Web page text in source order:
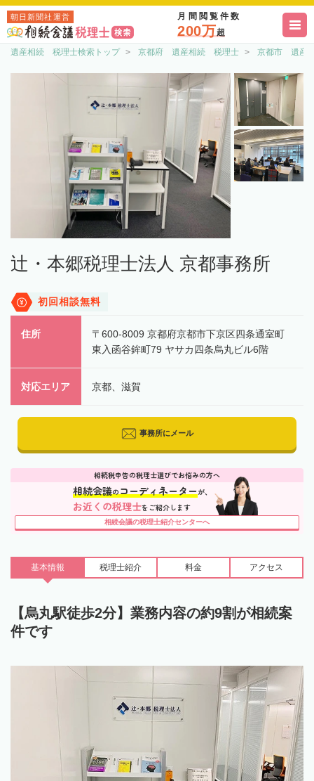
朝日新聞社運営 月間閲覧件数
200万超
遺産相続 税理士検索トップ 京都府 遺産相続 税理士 京都市 遺産
辻・本郷税理士法人 京都事務所
初回相談無料
住所
〒600-8009 京都府京都市下京区四条通室町
東入函谷鉾町79 ヤサカ四条烏丸ビル6階
対応エリア 京都、滋賀
事務所にメール
相続税申告の税理士選びでお悩みの方へ
相続会議のコーディネーターが、
お近くの税理士をご紹介します
相続会議の税理士紹介センターへ
基本情報 税理士紹介 料金 アクセス
【烏丸駅徒歩2分】業務内容の約9割が相続案
件です